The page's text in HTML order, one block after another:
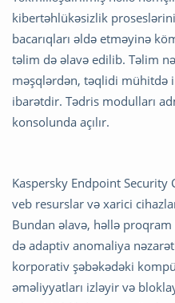
kibertəhlükəsizlik
bacarıqları əldə etməyinə
təlim də əlavə edilib. Təlim
məşqlərdən, təqlidi mühitdə
ibarətdir. Tədris modulları
konsolunda açılır.
Kaspersky Endpoint Security
veb resurslar və xarici
Bundan əlavə, həllə proqram
də adaptiv anomaliya
korporativ şəbəkədəki
əməliyyatları izləyir və